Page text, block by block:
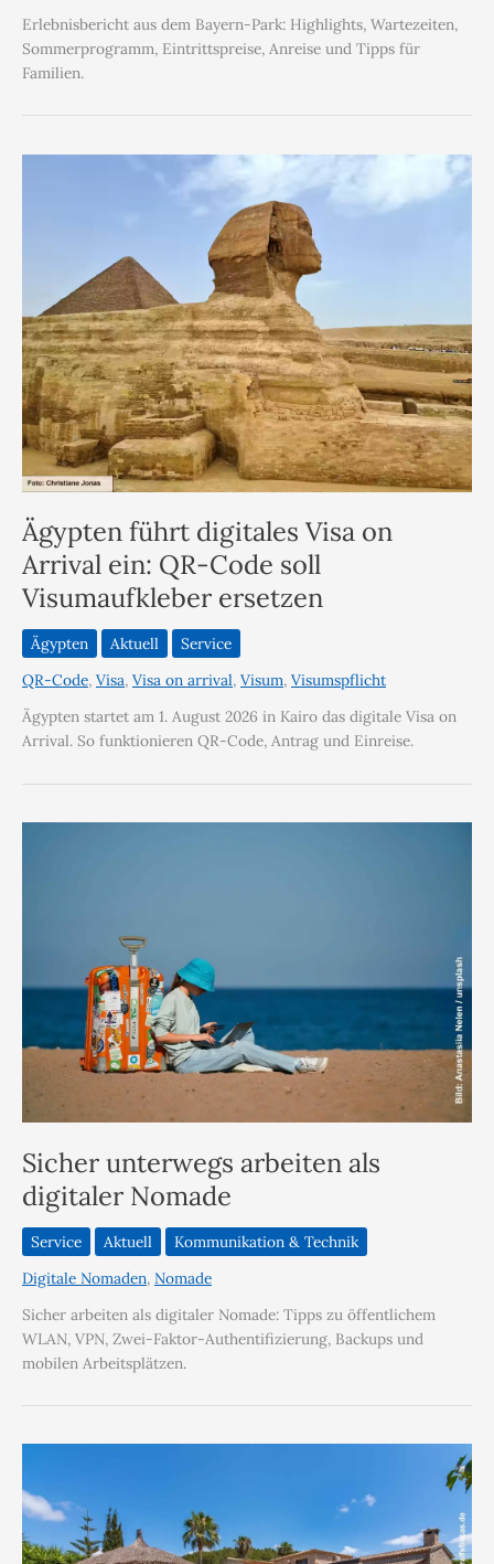
Erlebnisbericht aus dem Bayern-Park: Highlights, Wartezeiten,
Sommerprogramm, Eintrittspreise, Anreise und Tipps für
Familien.
Ägypten führt digitales Visa on
Arrival ein: QR-Code soll
Visumaufkleber ersetzen
Ägypten Aktuell
Service
QR-Code, Visa, Visa on arrival, Visum, Visumspflicht
Ägypten startet am 1. August 2026 in Kairo das digitale Visa on
Arrival. So funktionieren QR-Code, Antrag und Einreise.
Sicher unterwegs arbeiten als
digitaler Nomade
Service Aktuell
Kommunikation & Technik
Digitale Nomaden, Nomade
Sicher arbeiten als digitaler Nomade: Tipps zu öffentlichem
WLAN, VPN, Zwei-Faktor-Authentifizierung, Backups und
mobilen Arbeitsplätzen.